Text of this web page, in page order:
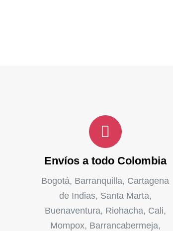
Envíos a todo Colombia
Bogotá, Barranquilla, Cartagena
de Indias, Santa Marta,
Buenaventura, Riohacha, Cali,
Mompox, Barrancabermeja,